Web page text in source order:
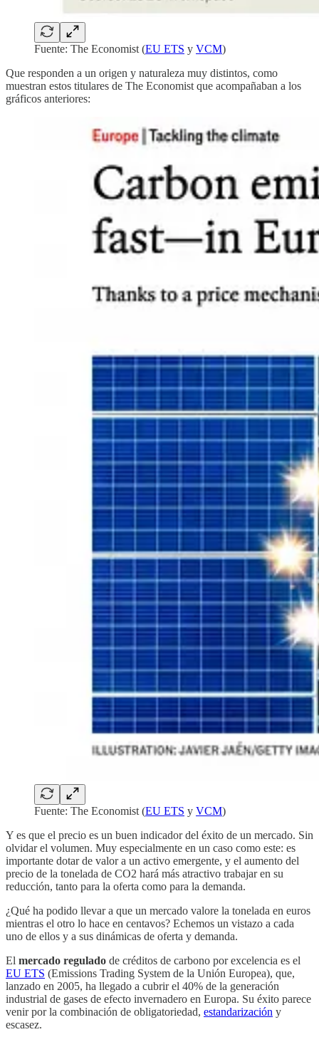
Fuente: The Economist (EU ETS y VCM)
Que responden a un origen y naturaleza muy distintos, como
muestran estos titulares de The Economist que acompañaban a los
gráficos anteriores:
Fuente: The Economist (EU ETS y VCM)
Y es que el precio es un buen indicador del éxito de un mercado. Sin
olvidar el volumen. Muy especialmente en un caso como este: es
importante dotar de valor a un activo emergente, y el aumento del
precio de la tonelada de CO2 hará más atractivo trabajar en su
reducción, tanto para la oferta como para la demanda.
¿Qué ha podido llevar a que un mercado valore la tonelada en euros
mientras el otro lo hace en centavos? Echemos un vistazo a cada
uno de ellos y a sus dinámicas de oferta y demanda.
El mercado regulado de créditos de carbono por excelencia es el
EU ETS (Emissions Trading System de la Unión Europea), que,
lanzado en 2005, ha llegado a cubrir el 40% de la generación
industrial de gases de efecto invernadero en Europa. Su éxito parece
venir por la combinación de obligatoriedad, estandarización y
escasez.